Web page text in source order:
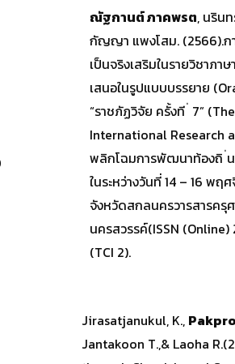
ณัฐกานต์ ภาคพรต, นริน
กัญญา แพงโสม. (2566).ก
เป็นจริงเสริมในรายวิชาภา
เสนอในรูปแบบบรรยาย
“ราชภัฏวิจัย ครั้งที ่ 7”
International Research
พลิกโฉมการพัฒนาท้องถิ ่น
ในระหว่างวันที่ 14 – 16 พ
จังหวัดสกลนครวารสารค
นครสวรรค์(ISSN
(TCI 2).
Jirasatjanukul, K.,
Jantakoon T.,& Laoha